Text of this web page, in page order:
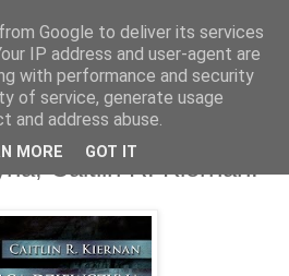
Caitlin R. Kiernan.
Google to deliver its services
IP address and user-agent are
with performance and security
of service, generate usage
address abuse.
MORE GOT IT